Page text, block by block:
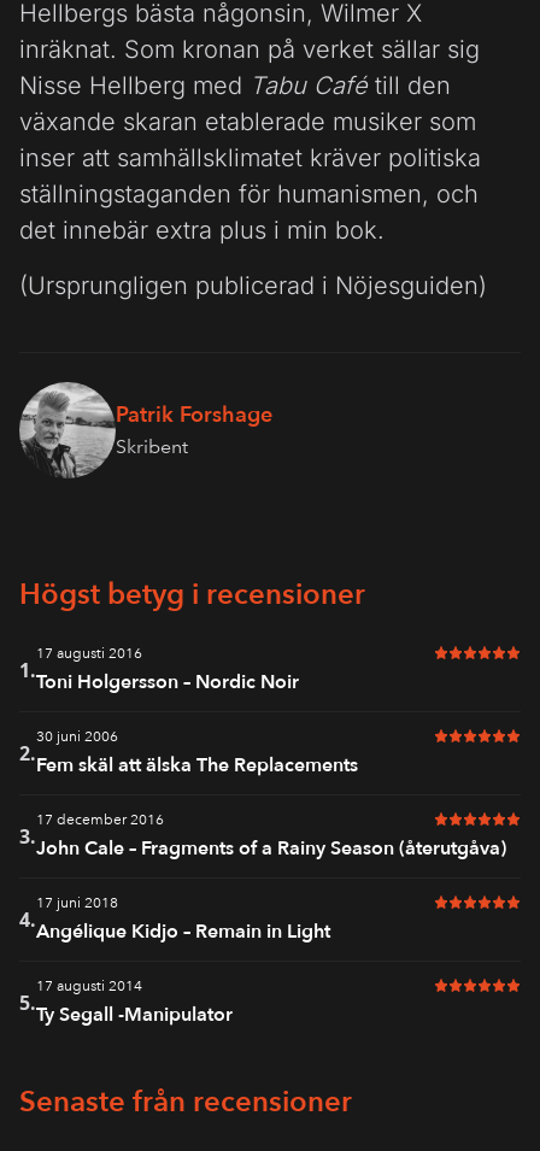
Hellbergs bästa någonsin, Wilmer X
inräknat. Som kronan på verket sällar sig
Nisse Hellberg med Tabu Cafétill den
växande skaran etablerade musiker som
inser att samhällsklimatet kräver politiska
ställningstaganden för humanismen, och
det innebär extra plus i min bok.
(Ursprungligen publicerad i Nöjesguiden)
Patrik Forshage
Skribent
Högst betyg i recensioner
1.
17 augusti 2016 6 av 6 i
Toni Holgersson – Nordic Noir
2.
30 juni 2006 6 av 6 i
Fem skäl att älska The Replacements
3.
17 december 2016 6 av 6 i
John Cale – Fragments of a Rainy Season (återutgåva)
4.
17 juni 2018 6 av 6 i
Angélique Kidjo – Remain in Light
5.
17 augusti 2014 6 av 6 i
Ty Segall -Manipulator
Senaste från recensioner